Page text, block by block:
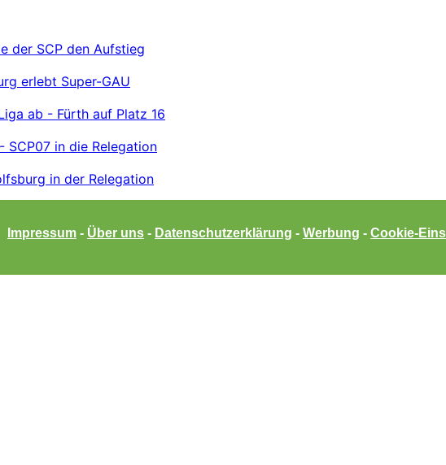
der SCP den Aufstieg
erlebt Super-GAU
ab - Fürth auf Platz 16
SCP07 in die Relegation
in der Relegation
Impressum - Über uns - Datenschutzerklärung - Werbung - Cookie-